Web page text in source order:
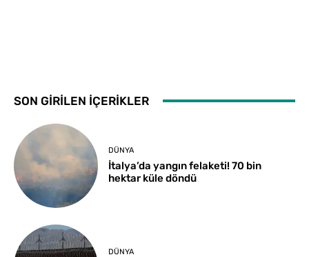
SON GİRİLEN İÇERİKLER
DÜNYA
İtalya’da yangın felaketi! 70 bin
hektar küle döndü
DÜNYA